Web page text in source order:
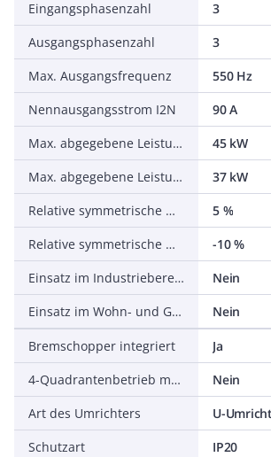
Eingangsphasenzahl
3
Ausgangsphasenzahl
3
Max. Ausgangsfrequenz
550 Hz
Nennausgangsstrom I2N
90 A
Max. abgegebene Leistung bei quadrat. Belastung bei Bemessungsausgangsspannung
45 kW
Max. abgegebene Leistung bei linearer Belastung bei Bemessungsausgangsspannung
37 kW
Relative symmetrische Netzfrequenztoleranz
5 %
Relative symmetrische Netzspannungstoleranz
-10 %
Einsatz im Industriebereich zulässig
Nein
Einsatz im Wohn- und Gewerbebereich zulässig
Nein
Bremschopper integriert
Ja
4-Quadrantenbetrieb möglich
Nein
Art des Umrichters
U-
Schutzart
IP20